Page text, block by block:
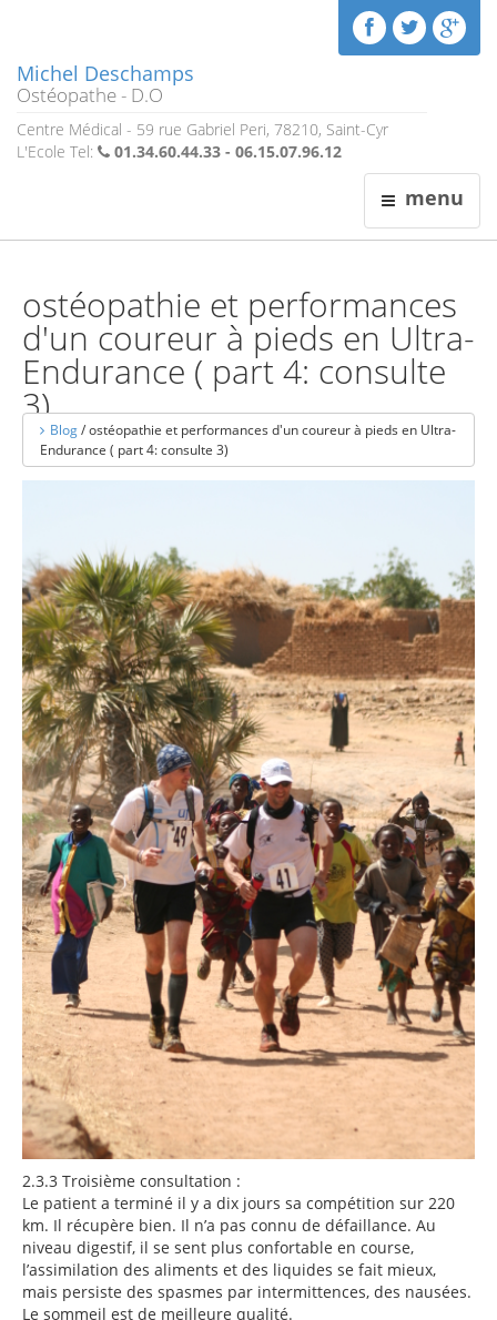
Michel Deschamps
Ostéopathe - D.O
Centre Médical - 59 rue Gabriel Peri, 78210, Saint-Cyr
L'Ecole Tel:
01.34.60.44.33 - 06.15.07.96.12
menu
ostéopathie et performances
d'un coureur à pieds en Ultra-
Endurance ( part 4: consulte
3)
Posté par:Michel 07/06/2015
Blog/ ostéopathie et performances d'un coureur à pieds en Ultra-
Endurance ( part 4: consulte 3)
2.3.3 Troisième consultation :
Le patient a terminé il y a dix jours sa compétition sur 220
km. Il récupère bien. Il n’a pas connu de défaillance. Au
niveau digestif, il se sent plus confortable en course,
l’assimilation des aliments et des liquides se fait mieux,
mais persiste des spasmes par intermittences, des nausées.
Le sommeil est de meilleure qualité.